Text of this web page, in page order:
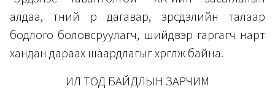
алдаа, түүний үр дагавар, эрсдэлийн талаар
бодлого боловсруулагч, шийдвэр гаргагч нарт
хандан дараах шаардлагыг хүргүүлж байна.
ИЛ ТОД БАЙДЛЫН ЗАРЧИМ